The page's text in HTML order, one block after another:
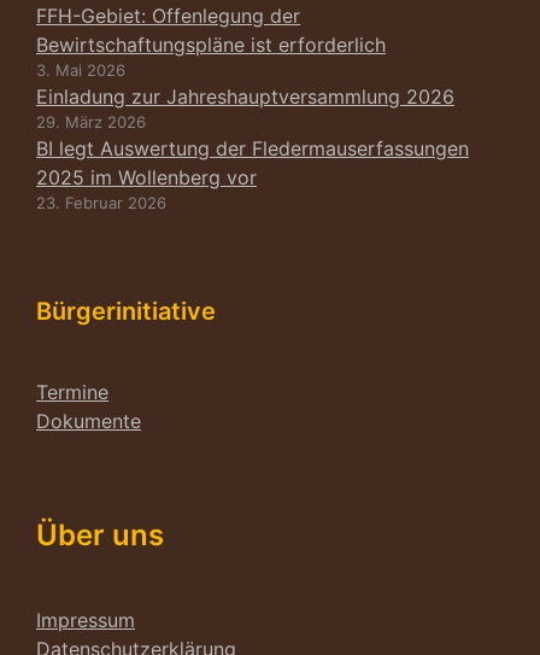
FFH-Gebiet: Offenlegung der
Bewirtschaftungspläne ist erforderlich
3. Mai 2026
Einladung zur Jahreshauptversammlung 2026
29. März 2026
BI legt Auswertung der Fledermauserfassungen
2025 im Wollenberg vor
23. Februar 2026
Bürgerinitiative
Termine
Dokumente
Über uns
Impressum
Datenschutzerklärung